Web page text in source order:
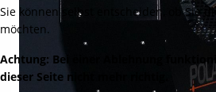
Sie können selbst entscheiden, ob Sie
möchten.
Achtung: Bei einer Ablehnung
dieser Seite nicht mehr richtig.